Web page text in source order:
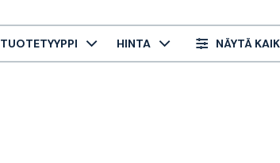
TUOTETYYPPI HINTA NÄYTÄ